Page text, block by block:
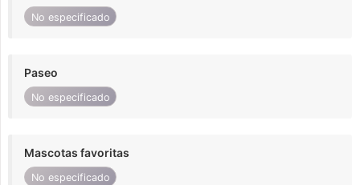
No especificado
Paseo
No especificado
Mascotas favoritas
No especificado